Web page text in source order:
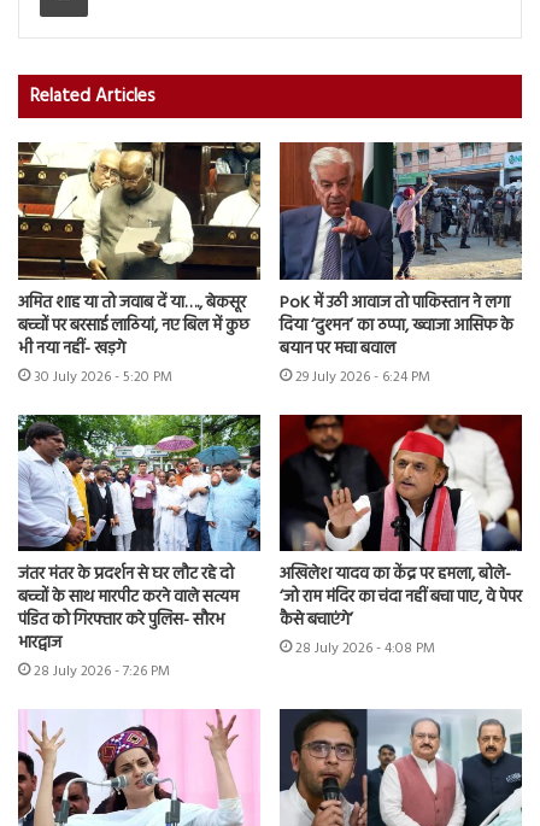
Related Articles
अमित शाह या तो जवाब दें या…., बेकसूर
बच्चों पर बरसाई लाठियां, नए बिल में कुछ
भी नया नहीं- खड़गे
30 July 2026 - 5:20 PM
PoK में उठी आवाज तो पाकिस्तान ने लगा
दिया ‘दुश्मन’ का ठप्पा, ख्वाजा आसिफ के
बयान पर मचा बवाल
29 July 2026 - 6:24 PM
जंतर मंतर के प्रदर्शन से घर लौट रहे दो
बच्चों के साथ मारपीट करने वाले सत्यम
पंडित को गिरफ्तार करे पुलिस- सौरभ
भारद्वाज
28 July 2026 - 7:26 PM
अखिलेश यादव का केंद्र पर हमला, बोले-
‘जो राम मंदिर का चंदा नहीं बचा पाए, वे पेपर
कैसे बचाएंगे’
28 July 2026 - 4:08 PM